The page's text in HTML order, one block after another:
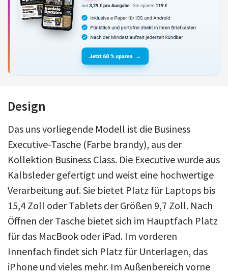
Design
Das uns vorliegende Modell ist die Business
Executive-Tasche (Farbe brandy), aus der
Kollektion Business Class. Die Executive wurde aus
Kalbsleder gefertigt und weist eine hochwertige
Verarbeitung auf. Sie bietet Platz für Laptops bis
15,4 Zoll oder Tablets der Größen 9,7 Zoll. Nach
Öffnen der Tasche bietet sich im Hauptfach Platz
für das MacBook oder iPad. Im vorderen
Innenfach findet sich Platz für Unterlagen, das
iPhone und vieles mehr. Im Außenbereich vorne